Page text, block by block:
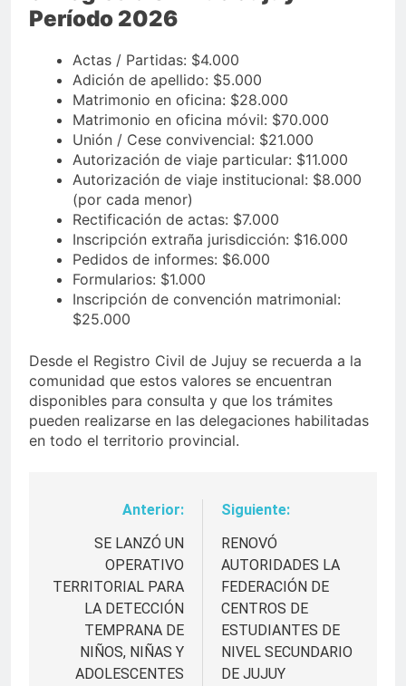
Período 2026
Actas / Partidas: $4.000
Adición de apellido: $5.000
Matrimonio en oficina: $28.000
Matrimonio en oficina móvil: $70.000
Unión / Cese convivencial: $21.000
Autorización de viaje particular: $11.000
Autorización de viaje institucional: $8.000
(por cada menor)
Rectificación de actas: $7.000
Inscripción extraña jurisdicción: $16.000
Pedidos de informes: $6.000
Formularios: $1.000
Inscripción de convención matrimonial:
$25.000
Desde el Registro Civil de Jujuy se recuerda a la
comunidad que estos valores se encuentran
disponibles para consulta y que los trámites
pueden realizarse en las delegaciones habilitadas
en todo el territorio provincial.
Navegación
entradas
Anterior:
SE LANZÓ UN
OPERATIVO
TERRITORIAL PARA
LA DETECCIÓN
TEMPRANA DE
NIÑOS, NIÑAS Y
ADOLESCENTES
Siguiente:
RENOVÓ
AUTORIDADES LA
FEDERACIÓN DE
CENTROS DE
ESTUDIANTES DE
NIVEL SECUNDARIO
DE JUJUY